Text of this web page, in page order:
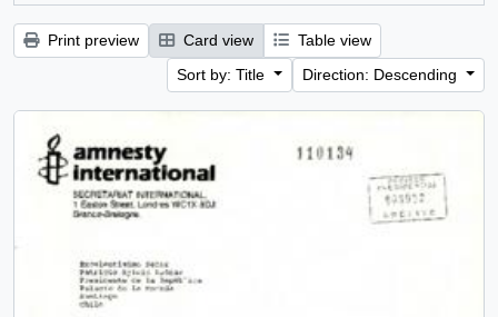
Print preview Card view
Table view
Sort by: Title
Direction: Descending